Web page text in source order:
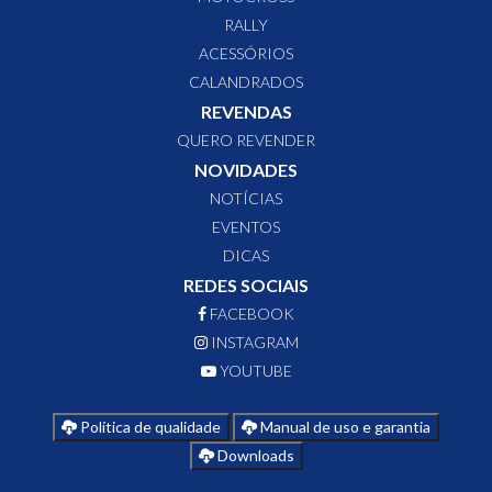
RALLY
ACESSÓRIOS
CALANDRADOS
REVENDAS
QUERO REVENDER
NOVIDADES
NOTÍCIAS
EVENTOS
DICAS
REDES SOCIAIS
FACEBOOK
INSTAGRAM
YOUTUBE
Política de qualidade
Manual de uso e garantia
Downloads